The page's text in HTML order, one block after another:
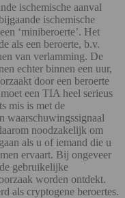
ischemische aanval
ischemische
‘miniberoerte’. Het
als een beroerte, b.v.
van verlamming. De
echter binnen een uur,
door een beroerte
een TIA heel serieus
mis is met de
waarschuwingssignaal
noodzakelijk om
als u of iemand die u
ervaart. Bij ongeveer
gebruikelijke
worden ontdekt.
als cryptogene beroertes.